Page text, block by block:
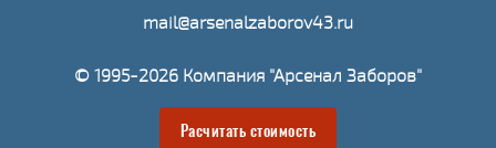
mail@arsenalzaborov43.ru
© 1995-2026 Компания "Арсенал Заборов"
Расчитать стоимость